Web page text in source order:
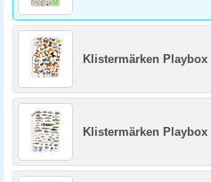
Klistermärken
Klistermärken Playbox